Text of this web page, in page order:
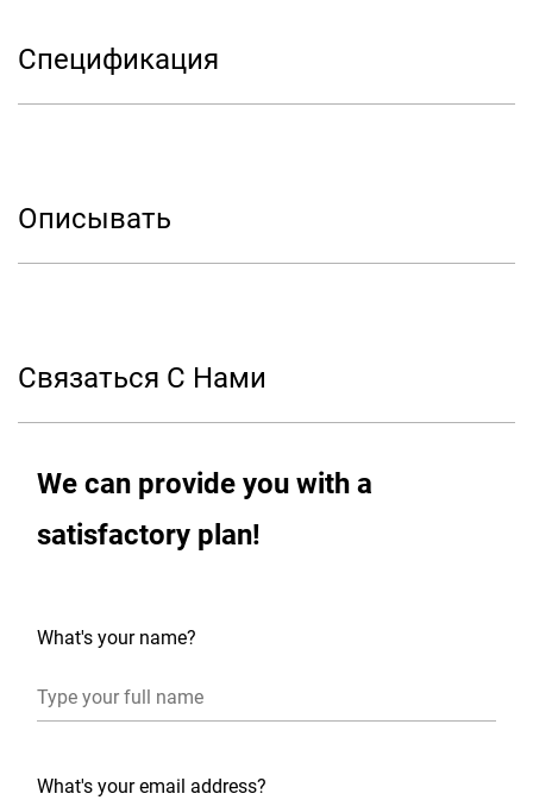
Спецификация
Описывать
Связаться С Нами
We can provide you with a
satisfactory plan!
What's your name?
What's your email address?